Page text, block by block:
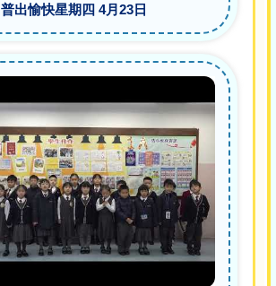
普出愉快星期四 4月23日